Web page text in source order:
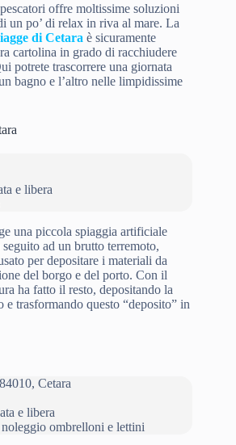
offre moltissime soluzioni
un po’ di relax in riva al mare. La
di Cetara è sicuramente
cartolina in grado di racchiudere
potrete trascorrere una giornata
bagno e l’altro nelle limpidissime
e libera
una piccola spiaggia artificiale
ad un brutto terremoto,
per depositare i materiali da
del borgo e del porto. Con il
ha fatto il resto, depositando la
e trasformando questo “deposito” in
Cetara
e libera
ombrelloni e lettini